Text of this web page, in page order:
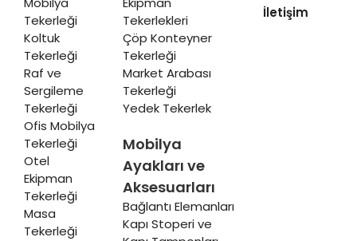
Tekerleği
Koltuk
Tekerleği
Raf ve
Sergileme
Tekerleği
Ofis Mobilya
Tekerleği
Otel
Ekipman
Tekerleği
Masa
Tekerleği
Tekerlekleri
Çöp Konteyner
Tekerleği
Market Arabası
Tekerleği
Yedek Tekerlek
Mobilya
Ayakları ve
Aksesuarları
Bağlantı Elemanları
Kapı Stoperi ve
İletişim